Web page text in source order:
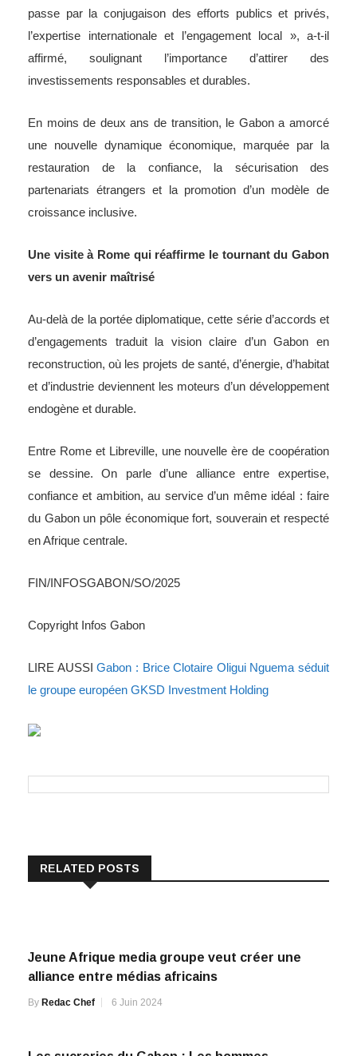
passe par la conjugaison des efforts publics et privés,
l’expertise internationale et l’engagement local », a-t-il
affirmé, soulignant l’importance d’attirer des
investissements responsables et durables.
En moins de deux ans de transition, le Gabon a amorcé
une nouvelle dynamique économique, marquée par la
restauration de la confiance, la sécurisation des
partenariats étrangers et la promotion d’un modèle de
croissance inclusive.
Une visite à Rome qui réaffirme le tournant du Gabon
vers un avenir maîtrisé
Au-delà de la portée diplomatique, cette série d’accords et
d’engagements traduit la vision claire d’un Gabon en
reconstruction, où les projets de santé, d’énergie, d’habitat
et d’industrie deviennent les moteurs d’un développement
endogène et durable.
Entre Rome et Libreville, une nouvelle ère de coopération
se dessine. On parle d’une alliance entre expertise,
confiance et ambition, au service d’un même idéal : faire
du Gabon un pôle économique fort, souverain et respecté
en Afrique centrale.
FIN/INFOSGABON/SO/2025
Copyright Infos Gabon
LIRE AUSSIGabon : Brice Clotaire Oligui Nguema séduit
le groupe européen GKSD Investment Holding
RELATED POSTS
Jeune Afrique media groupe veut créer une
alliance entre médias africains
By Redac Chef 6 Juin 2024